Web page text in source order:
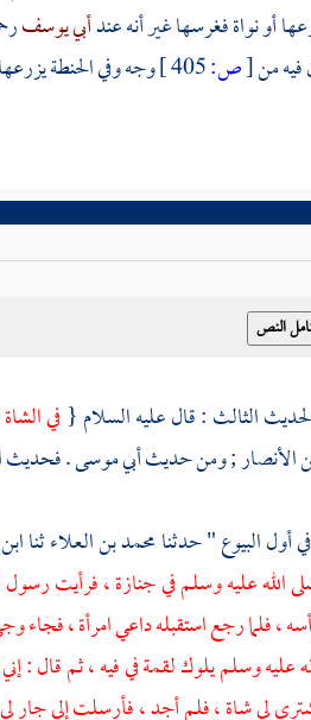
أو نواة فغرسها غير أنه عندأبي يوسف
فيه من[ص:
وجه وفي الحنطة
الثالث : قال عليه السلام {في
الأنصار; ومن حديثأبي موسى. فحديث
أول البيوع " حدثنامحمد بن العلاءثنا
الله عليه وسلم في جنازة ، فرأيت
، فلما رجع استقبله داعي امرأة ، فجاء
عليه وسلم يلوك لقمة في فيه ، ثم قال :
لي شاة ، فلم أجد ، فأرسلت إلى جار